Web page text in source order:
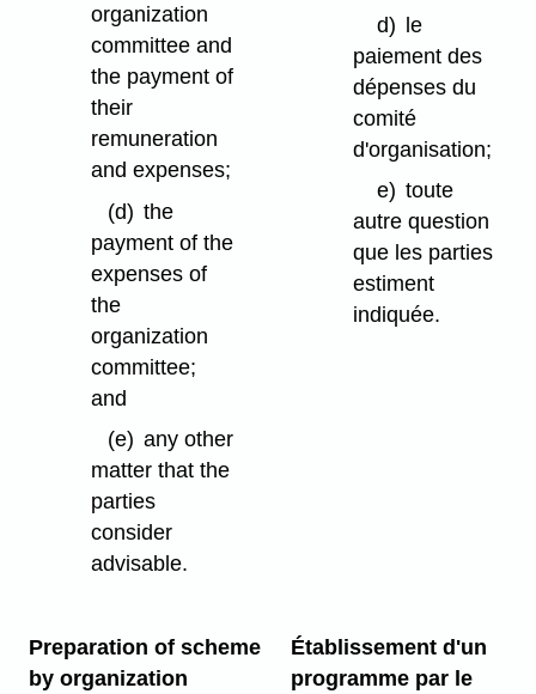
organization
committee and
the payment of
their
remuneration
and expenses;
(d) the
payment of the
expenses of
the
organization
committee;
and
(e) any other
matter that the
parties
consider
advisable.
d) le
paiement des
dépenses du
comité
d'organisation;
e) toute
autre question
que les parties
estiment
indiquée.
Preparation of scheme
by organization
Établissement d'un
programme par le